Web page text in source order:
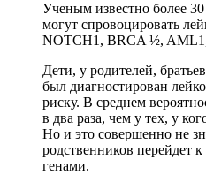
Ученым известно более
могут спровоцировать
NOTCH1, BRCA ½,
Дети, у родителей,
был диагностирован
риску. В среднем
в два раза, чем у тех, у
Но и это совершенно не
родственников перейдет
генами.